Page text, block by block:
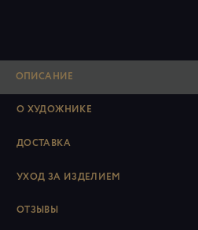
ОПИСАНИЕ
О ХУДОЖНИКЕ
ДОСТАВКА
УХОД ЗА ИЗДЕЛИЕМ
ОТЗЫВЫ